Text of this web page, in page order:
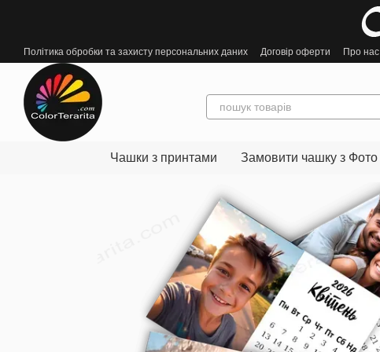
Політика обробки та захисту персональних даних Договір оферти Про нас
Чашки з принтами Замовити чашку з Фото